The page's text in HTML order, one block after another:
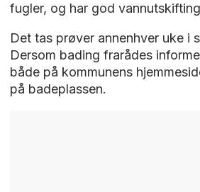
fugler, og har god
Det tas prøver annenhver uke i
Dersom bading frarådes
både på kommunens
på badeplassen.